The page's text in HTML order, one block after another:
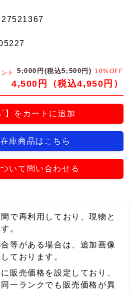
ト 5,000円(税込5,500円) 10%OFF
4,500円（税込4,950円）
】をカートに追加
庫商品はこちら
いて問い合わせる
で再利用しており、現物と
。
等がある場合は、追加画像
ております。
販売価格を設定しており、
一ランクでも販売価格が異